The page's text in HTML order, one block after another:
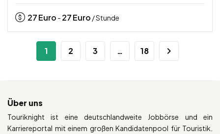
27Euro - 27Euro / Stunde
1 2 3 … 18
Über uns
Touriknight ist eine deutschlandweite Jobbörse und ein
Karriereportal mit einem großen Kandidatenpool für Touristik.